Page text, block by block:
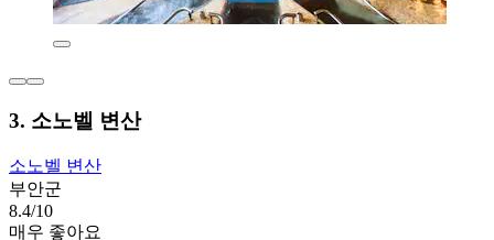
3. 소노벨 변산
소노벨 변산
부안군
8.4/10
매우 좋아요